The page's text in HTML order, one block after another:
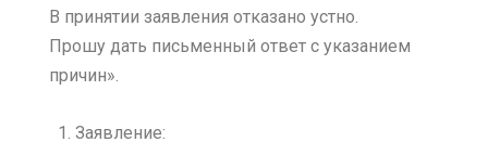
В принятии заявления отказано устно.
Прошу дать письменный ответ с указанием
причин».
Заявление: